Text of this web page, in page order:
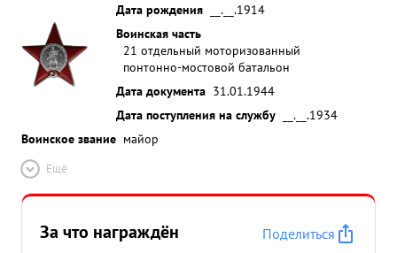
Дата рождения
__.__.1914
Воинская часть
21 отдельный моторизованный
понтонно-мостовой батальон
Дата документа 31.01.1944
Дата поступления на службу
__.__.1934
Воинское звание майор
Ещё
За что награждён
Поделиться